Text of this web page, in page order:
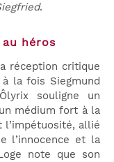
.
héros
réception critique
la fois Siegmund
souligne un
médium fort à la
allié
l’innocence et la
note que son